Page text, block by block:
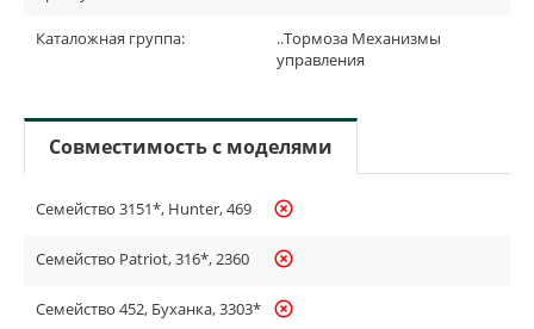
Каталожная группа:
..Тормоза Механизмы
управления
Совместимость с моделями
Семейство 3151*, Hunter, 469 highlight_off
Семейство Patriot, 316*, 2360 highlight_off
Семейство 452, Буханка, 3303* highlight_off